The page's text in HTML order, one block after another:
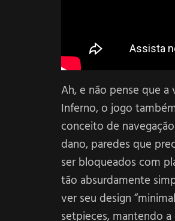
Ah, e não pense que
Inferno, o jogo
conceito de
dano, paredes que
ser bloqueados com
tão absurdamente
ver seu design
setpieces, mantendo